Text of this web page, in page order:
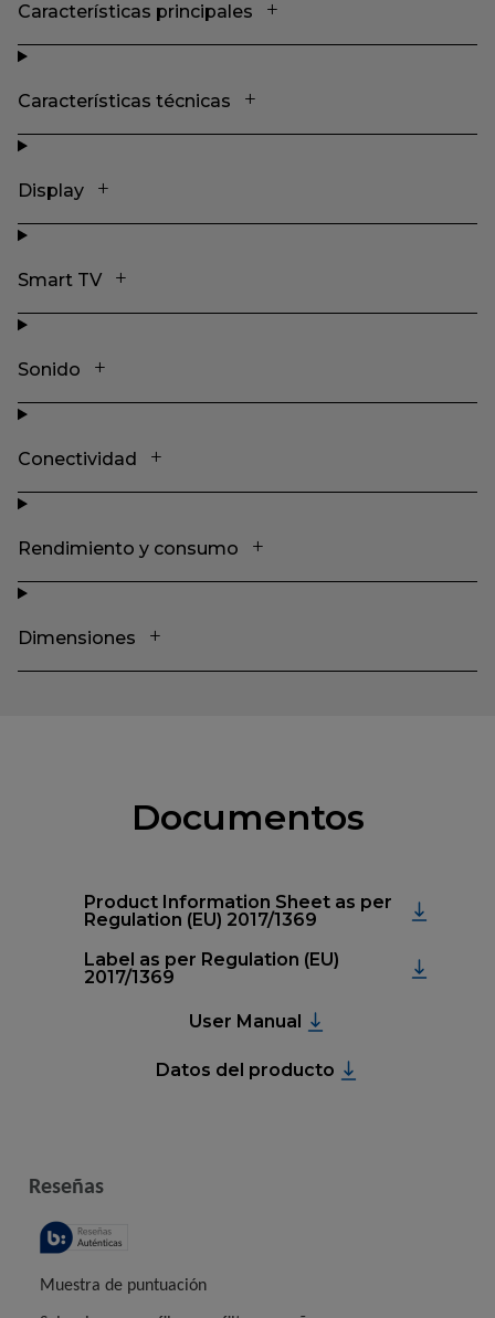
Características principales
Características técnicas
Display
Smart TV
Sonido
Conectividad
Rendimiento y consumo
Dimensiones
Documentos
Product Information Sheet as per
Regulation (EU) 2017/1369
Label as per Regulation (EU)
2017/1369
User Manual
Datos del producto